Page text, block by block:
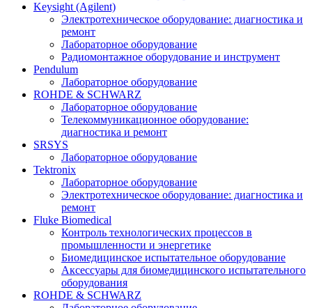
Keysight (Agilent)
Электротехническое оборудование: диагностика и
ремонт
Лабораторное оборудование
Радиомонтажное оборудование и инструмент
Pendulum
Лабораторное оборудование
ROHDE & SCHWARZ
Лабораторное оборудование
Телекоммуникационное оборудование:
диагностика и ремонт
SRSYS
Лабораторное оборудование
Tektronix
Лабораторное оборудование
Электротехническое оборудование: диагностика и
ремонт
Fluke Biomedical
Контроль технологических процессов в
промышленности и энергетике
Биомедицинское испытательное оборудование
Аксессуары для биомедицинского испытательного
оборудования
ROHDE & SCHWARZ